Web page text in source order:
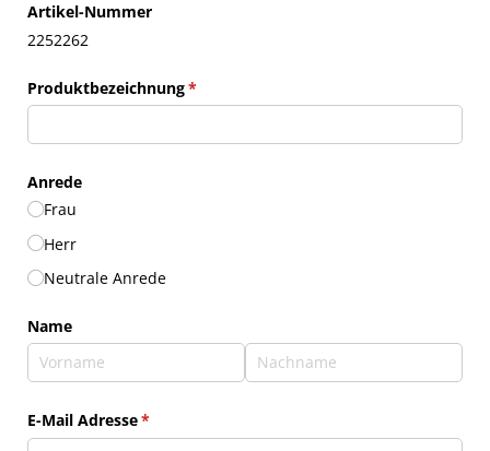
Artikel-Nummer
2252262
Produktbezeichnung*
(erforderlich)
Anrede
Frau
Herr
Neutrale Anrede
Name
E-Mail Adresse*
(erforderlich)